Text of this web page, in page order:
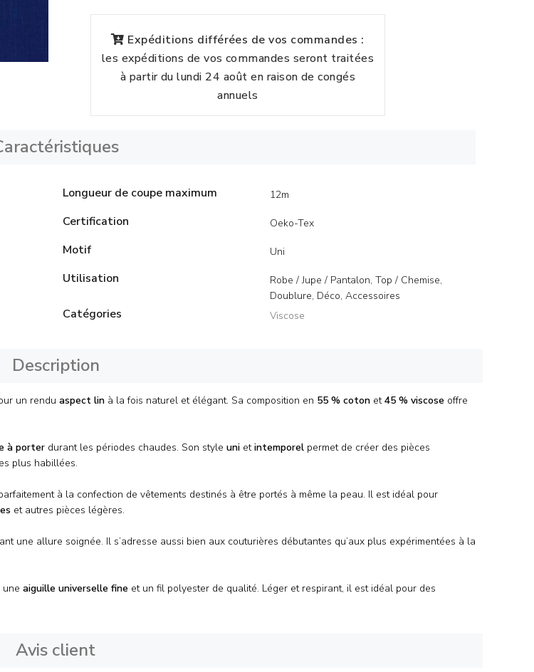
Expéditions différées de vos commandes :
les expéditions de vos commandes seront traitées
à partir du lundi 24 août en raison de congés
annuels
Longueur de coupe maximum 12m
Certification Oeko-Tex
Motif Uni
Utilisation
Robe / Jupe / Pantalon, Top / Chemise,
Doublure, Déco, Accessoires
Catégories Viscose
Description
un rendu aspect lin à la fois naturel et élégant. Sa composition en 55 % coton et45 % viscose offre
à porter durant les périodes chaudes. Son style uni etintemporel permet de créer des pièces
plus habillées.
à la confection de vêtements destinés à être portés à même la peau. Il est idéal pour
et autres pièces légères.
une allure soignée. Il s’adresse aussi bien aux couturières débutantes qu’aux plus expérimentées à la
une aiguille universelle fine et un fil polyester de qualité. Léger et respirant, il est idéal pour des
Avis client